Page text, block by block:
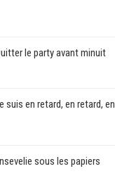
le party avant minuit
suis en retard, en retard, en
sous les papiers